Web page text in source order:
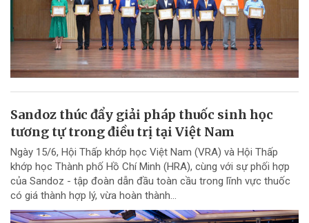
Sandoz thúc đẩy giải pháp thuốc sinh học
tương tự trong điều trị tại Việt Nam
Ngày 15/6, Hội Thấp khớp học Việt Nam (VRA) và Hội Thấp
khớp học Thành phố Hồ Chí Minh (HRA), cùng với sự phối hợp
của Sandoz - tập đoàn dẫn đầu toàn cầu trong lĩnh vực thuốc
có giá thành hợp lý, vừa hoàn thành...